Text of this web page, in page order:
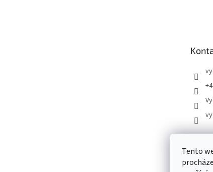
Tento